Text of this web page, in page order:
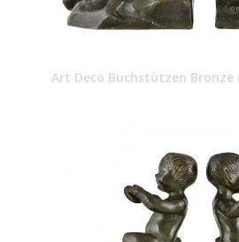
Art Deco Buchstützen